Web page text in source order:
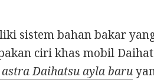
sistem bahan bakar
ciri khas mobil
Daihatsu ayla baru